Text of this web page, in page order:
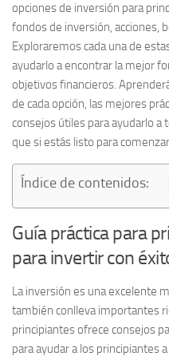
opciones de inversión para
fondos de inversión, acciones,
Exploraremos cada una de
ayudarlo a encontrar la mejor
objetivos financieros.
de cada opción, las mejores
consejos útiles para ayudarlo
que si estás listo para
Índice de contenidos:
Guía práctica para
para invertir con
La inversión es una excelente
también conlleva importantes
principiantesofrece consejos
para ayudar a los principiantes a